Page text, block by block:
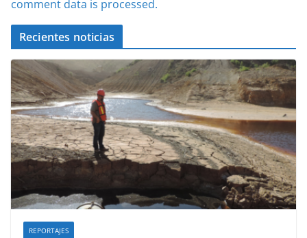
comment data is processed.
Recientes noticias
REPORTAJES